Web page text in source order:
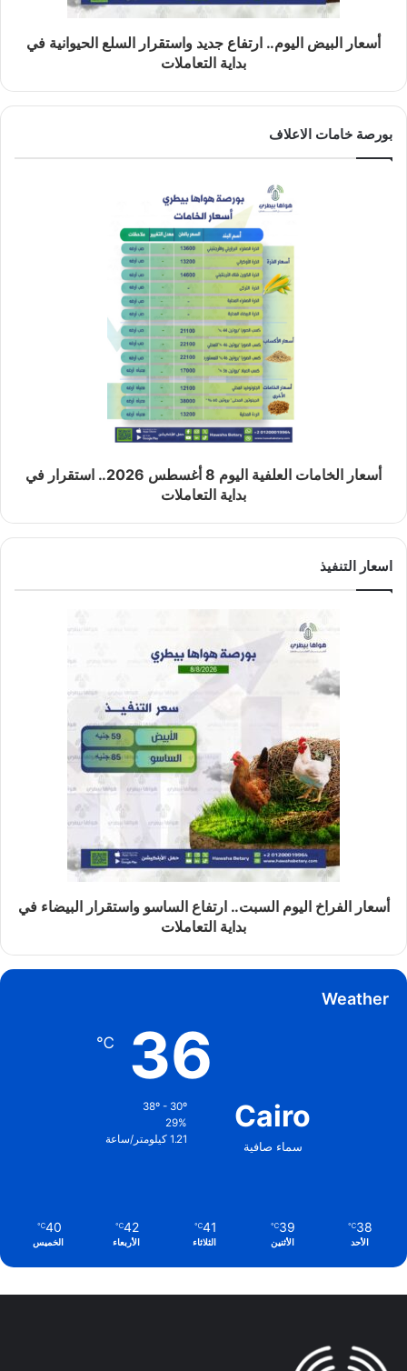
أسعار البيض اليوم.. ارتفاع جديد واستقرار السلع الحيوانية في
بداية التعاملات
بورصة خامات الاعلاف
أسعار الخامات العلفية اليوم 8 أغسطس 2026.. استقرار في
بداية التعاملات
اسعار التنفيذ
أسعار الفراخ اليوم السبت.. ارتفاع الساسو واستقرار البيضاء في
بداية التعاملات
Weather
Cairo
سماء صافية
36
℃
29%
1.21 كيلومتر/ساعة
38
℃
الأحد
39
℃
الأثنين
41
℃
الثلاثاء
42
℃
الأربعاء
40
℃
الخميس